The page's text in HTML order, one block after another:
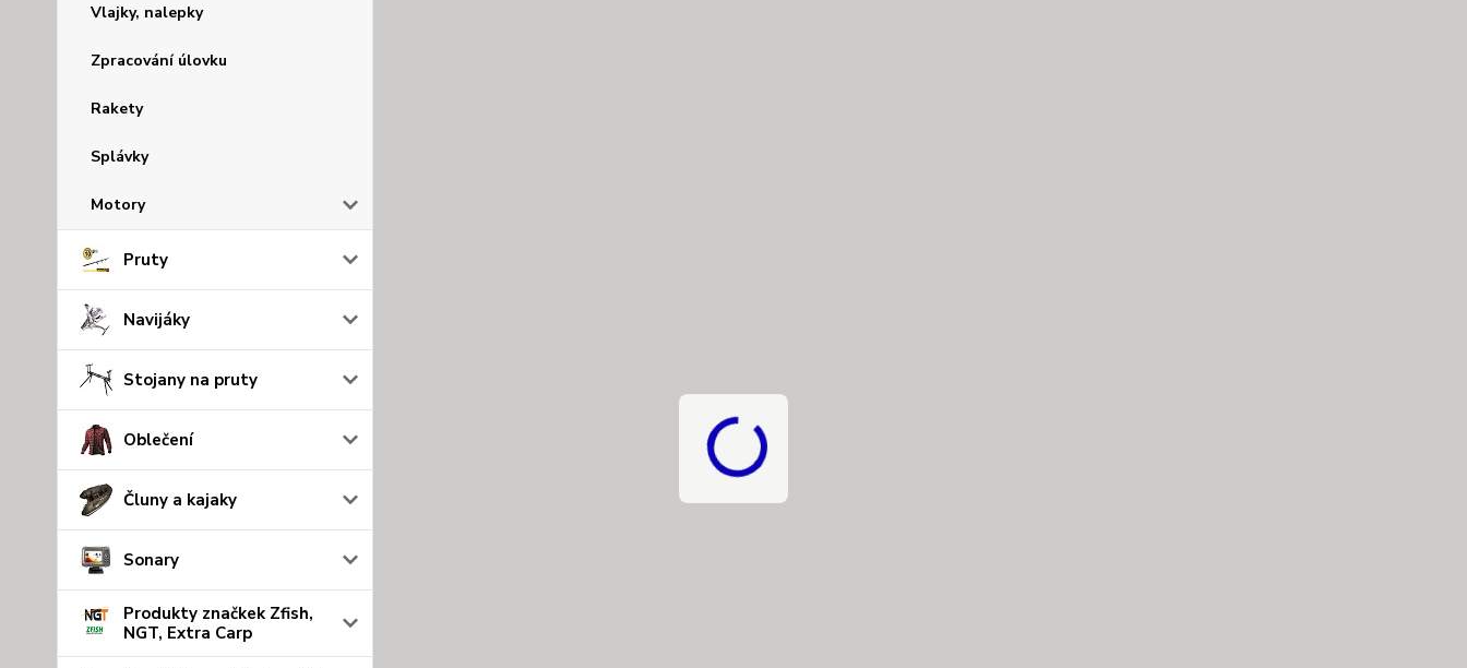
Vlajky, nalepky
Zpracování úlovku
Rakety
Splávky
Motory
Pruty
Navijáky
Stojany na pruty
Oblečení
Čluny a kajaky
Sonary
Produkty značkek Zfish,
NGT, Extra Carp